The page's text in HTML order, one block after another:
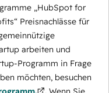
„HubSpot for
Preisnachlässe für
arbeiten und
Programm in Frage
möchten, besuchen